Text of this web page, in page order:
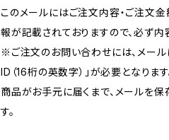
このメールにはご注文内容・ご注文
報が記載されておりますので、必ず内
※ご注文のお問い合わせには、メール
ID（16桁の英数字）」が必要となります
商品がお手元に届くまで、メールを保
す。